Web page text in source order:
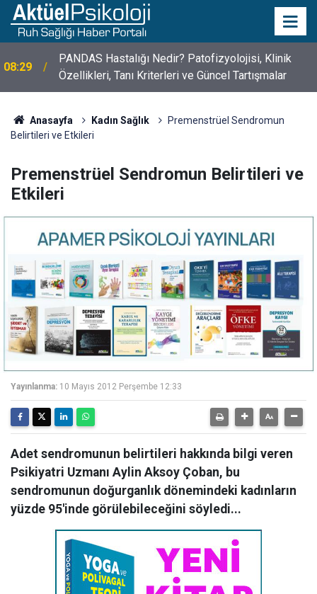
10:30
10 Mayıs Psikologlar Günü Nasıl Ortaya Çıktı? 10
Mayıs Tarihinin Hikayesi
Anasayfa Kadın Sağlık
Premenstrüel Sendromun
Belirtileri ve Etkileri
Premenstrüel Sendromun Belirtileri ve
Etkileri
Yayınlanma: 10 Mayıs 2012 Perşembe 12:33
Adet sendromunun belirtileri hakkında bilgi veren
Psikiyatri Uzmanı Aylin Aksoy Çoban, bu
sendromunun doğurganlık dönemindeki kadınların
yüzde 95'inde görülebileceğini söyledi...